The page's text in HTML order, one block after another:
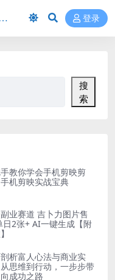
登录
搜
索
教你学会手机剪映剪
机剪映实战宝典
业赛道 吉卜力图片售
日2张+ AI一键生成【附
析富人心法与商业实
思维到行动，一步步带
成功之路